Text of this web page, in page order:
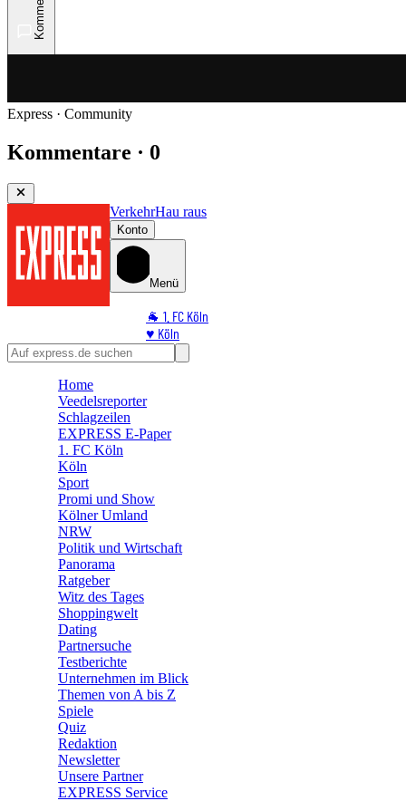
Express · Community
Kommentare · 0
VerkehrHau raus
Konto
Menü
🐐 1. FC Köln
♥️ Köln
⭐ Promi
🛒 Shoppingwelt
Home
Veedelsreporter
Schlagzeilen
EXPRESS E-Paper
1. FC Köln
Köln
Sport
Promi und Show
Kölner Umland
NRW
Politik und Wirtschaft
Panorama
Ratgeber
Witz des Tages
Shoppingwelt
Dating
Partnersuche
Testberichte
Unternehmen im Blick
Themen von A bis Z
Spiele
Quiz
Redaktion
Newsletter
Unsere Partner
EXPRESS Service